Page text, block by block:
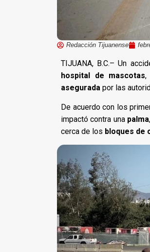
Redacción Tijuanense
TIJUANA, B.C.– Un
hospital de mascotas,
asegurada por las
De acuerdo con los
impactó contra una palma
cerca de los bloques de